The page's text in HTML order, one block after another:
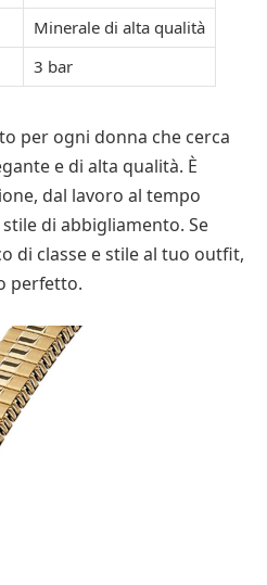
Minerale di alta qualità
3 bar
per ogni donna che cerca
e di alta qualità. È
dal lavoro al tempo
di abbigliamento. Se
di classe e stile al tuo outfit,
perfetto.